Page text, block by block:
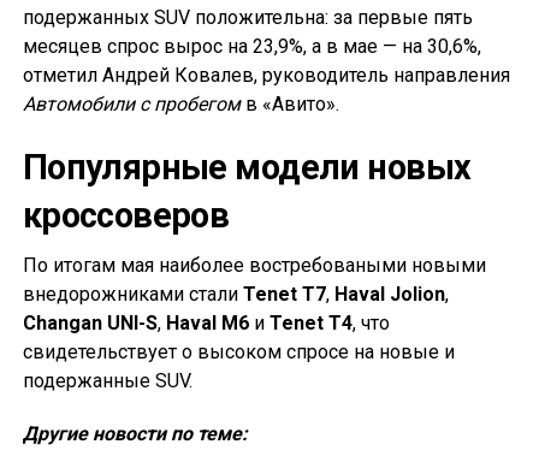
подержанных SUV положительна: за первые пять
месяцев спрос вырос на 23,9%, а в мае — на 30,6%,
отметил Андрей Ковалев, руководитель направления
Автомобили с пробегомв «Авито».
Популярные модели новых
кроссоверов
По итогам мая наиболее востребоваными новыми
внедорожниками стали Tenet T7, Haval Jolion,
Changan UNI-S, Haval M6и Tenet T4, что
свидетельствует о высоком спросе на новые и
подержанные SUV.
Другие новости по теме: